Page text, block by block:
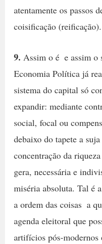
atentamente os passos
coisificação (reificação).
9. Assim o é  e assim o
Economia Política já
sistema do capital só
expandir: mediante
social, focal ou
debaixo do tapete a
concentração da riqueza
gera, necessária e
miséria absoluta. Tal é
a ordem das coisas  a
agenda eleitoral que
artifícios pós-modernos